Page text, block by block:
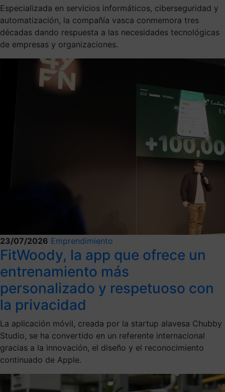
Especializada en servicios informáticos, ciberseguridad y
automatización, la compañía vasca conmemora tres
décadas dando respuesta a las necesidades tecnológicas
de empresas y organizaciones.
23/07/2026 Emprendimiento
FitWoody, la app que ofrece un
entrenamiento más
personalizado y respetuoso con
la privacidad
La aplicación móvil, creada por la startup alavesa Chubby
Studio, se ha convertido en un referente internacional
gracias a la innovación, el diseño y el reconocimiento
continuado de Apple.